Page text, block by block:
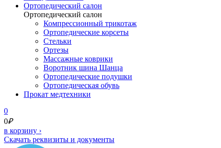
Ортопедический салон
Ортопедический салон
Компрессионный трикотаж
Ортопедические корсеты
Стельки
Ортезы
Массажные коврики
Воротник шина Шанца
Ортопедические подушки
Ортопедическая обувь
Прокат медтехники
0
0₽
в корзину ›
Скачать реквизиты и документы